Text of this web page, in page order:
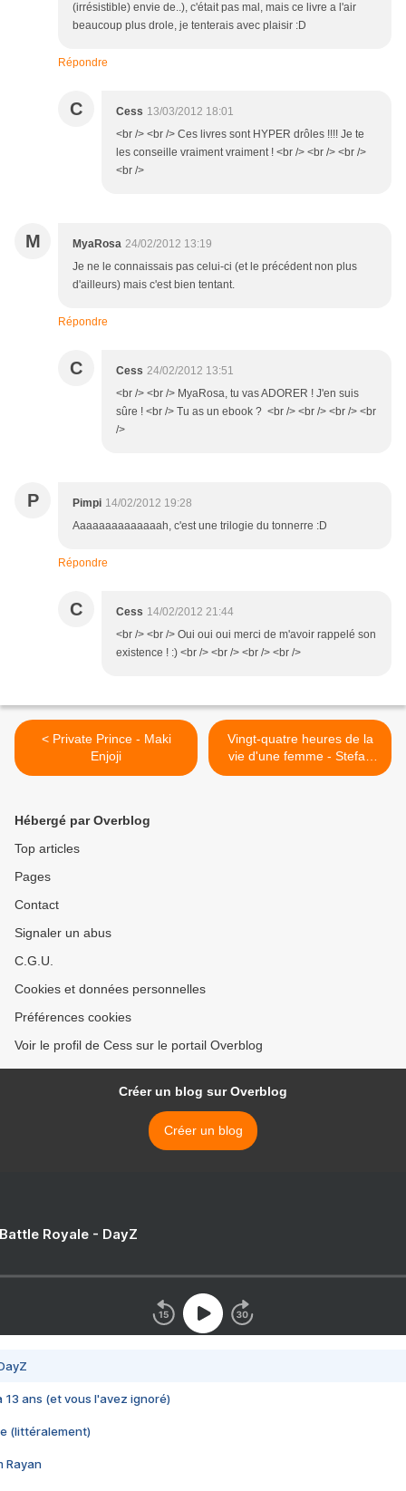
(irrésistible) envie de..), c'était pas mal, mais ce livre a l'air
beaucoup plus drole, je tenterais avec plaisir :D
Répondre
C Cess 13/03/2012 18:01
<br /> <br /> Ces livres sont HYPER drôles !!!! Je te
les conseille vraiment vraiment ! <br /> <br /> <br />
<br />
M MyaRosa 24/02/2012 13:19
Je ne le connaissais pas celui-ci (et le précédent non plus
d'ailleurs) mais c'est bien tentant.
Répondre
C Cess 24/02/2012 13:51
<br /> <br /> MyaRosa, tu vas ADORER ! J'en suis
sûre ! <br /> Tu as un ebook ? <br /> <br /> <br /> <br
/>
P Pimpi 14/02/2012 19:28
Aaaaaaaaaaaaaah, c'est une trilogie du tonnerre :D
Répondre
C Cess 14/02/2012 21:44
<br /> <br /> Oui oui oui merci de m'avoir rappelé son
existence ! :) <br /> <br /> <br /> <br />
< Private Prince - Maki
Enjoji
Vingt-quatre heures de la
vie d'une femme - Stefan
Zweig >
Hébergé par Overblog
Top articles
Pages
Contact
Signaler un abus
C.G.U.
Cookies et données personnelles
Préférences cookies
Voir le profil de Cess sur le portail Overblog
Créer un blog sur Overblog
Créer un blog
Royale - DayZ
13 ans (et vous l'avez ignoré)
(littéralement)
Rayan